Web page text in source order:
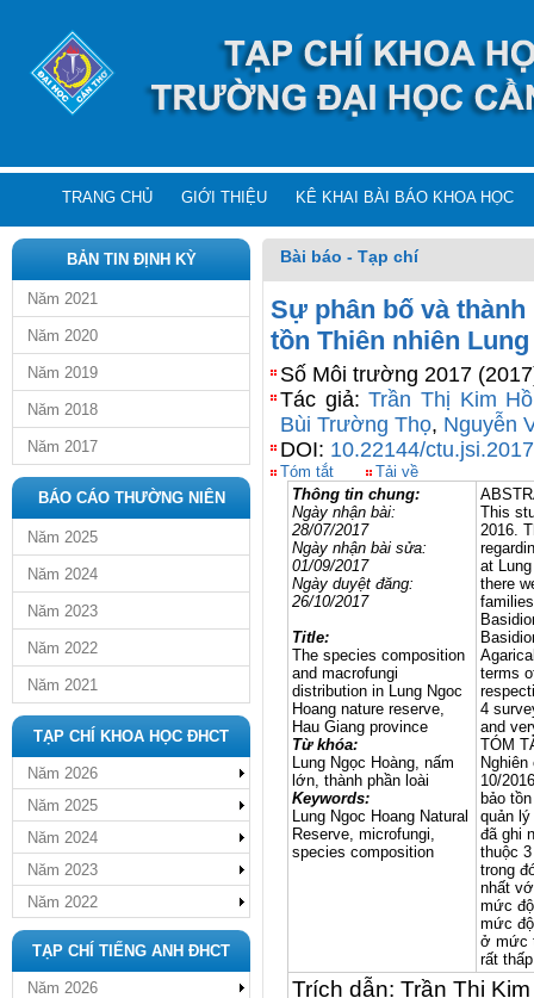
TRANG CHỦ GIỚI THIỆU KÊ KHAI BÀI BÁO KHOA HỌC
BẢN TIN ĐỊNH KỲ
Năm 2021
Năm 2020
Năm 2019
Năm 2018
Năm 2017
BÁO CÁO THƯỜNG NIÊN
Năm 2025
Năm 2024
Năm 2023
Năm 2022
Năm 2021
TẠP CHÍ KHOA HỌC ĐHCT
Năm 2026
Năm 2025
Năm 2024
Năm 2023
Năm 2022
TẠP CHÍ TIẾNG ANH ĐHCT
Năm 2026
Bài báo - Tạp chí
Sự phân bố và
tồn Thiên nhiên
Số Môi trường 2017
Tác giả:Trần Thị Kim
Bùi Trường Thọ, Nguyễn
DOI: 10.22144/
Tóm tắt
Tải về
Thông tin chung:
Ngày nhận bài:
28/07/2017
Ngày nhận bài sửa:
01/09/2017
Ngày duyệt đăng:
26/10/2017
Title:
The species composition
and macrofungi
distribution in Lung Ngoc
Hoang nature reserve,
Hau Giang province
Từ khóa:
Lung Ngọc Hoàng, nấm
lớn, thành phần loài
Keywords:
Lung Ngoc Hoang Natural
Reserve, microfungi,
species composition
This
2016.
at
there
terms
4
and
TÓM
10/
bảo
quản
đã ghi
thuộc
trong
nhất
mức
mức
ở mức
rất
Trích dẫn: Trần Thị